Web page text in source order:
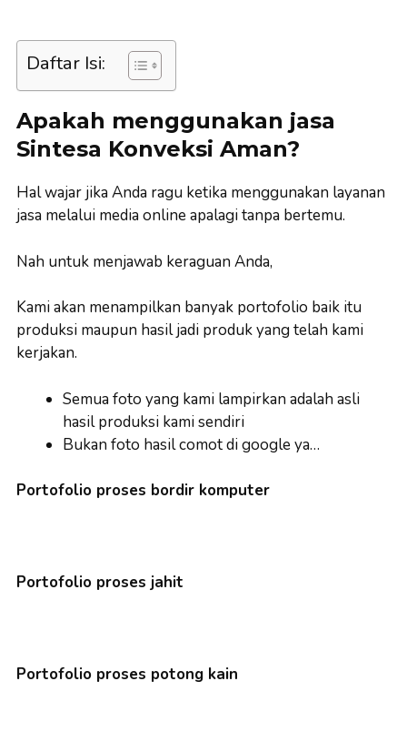
Daftar Isi:
Apakah menggunakan jasa
Sintesa Konveksi Aman?
Hal wajar jika Anda ragu ketika menggunakan layanan
jasa melalui media online apalagi tanpa bertemu.
Nah untuk menjawab keraguan Anda,
Kami akan menampilkan banyak portofolio baik itu
produksi maupun hasil jadi produk yang telah kami
kerjakan.
Semua foto yang kami lampirkan adalah asli
hasil produksi kami sendiri
Bukan foto hasil comot di google ya…
Portofolio proses bordir komputer
Portofolio proses jahit
Portofolio proses potong kain